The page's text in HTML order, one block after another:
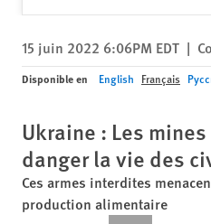
15 juin 2022 6:06PM EDT |
Disponible en English Français
Ukraine : Les
danger la vie des
Ces armes interdites
production alimentaire